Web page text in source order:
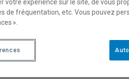
votre expérience sur le site, de vous
de fréquentation, etc. Vous pouvez
».